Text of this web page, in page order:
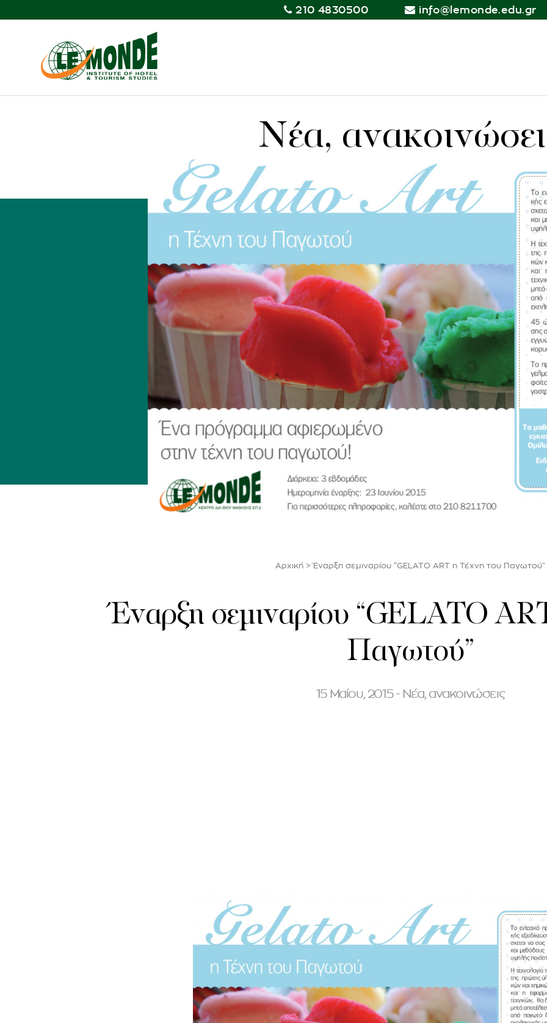
210 4830500 info@lemonde.edu.gr
Νέα,
Αρχική >Έναρξη σεμιναρίου “GELATO ART η Τέχνη του Παγωτού”
Έναρξη σεμιναρίου “GELATO
Παγωτού”
15 Μαΐου, 2015 - Νέα, ανακοινώσεις